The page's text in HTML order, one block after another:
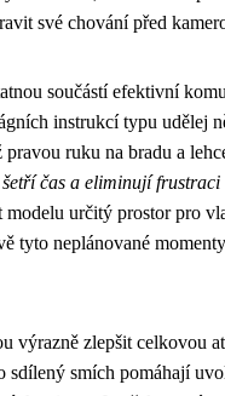
své chování před
součástí efektivní
instrukcí typu udělej
ruku na bradu a
čas a eliminují
modelu určitý prostor pro
tyto neplánované
výrazně zlepšit celkovou
sdílený smích pomáhají